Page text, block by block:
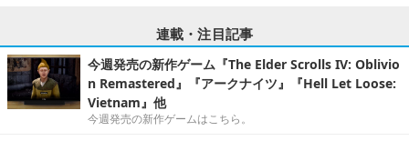
連載・注目記事
今週発売の新作ゲーム『The Elder Scrolls IV: Oblivio
n Remastered』『アークナイツ』『Hell Let Loose:
Vietnam』他
今週発売の新作ゲームはこちら。